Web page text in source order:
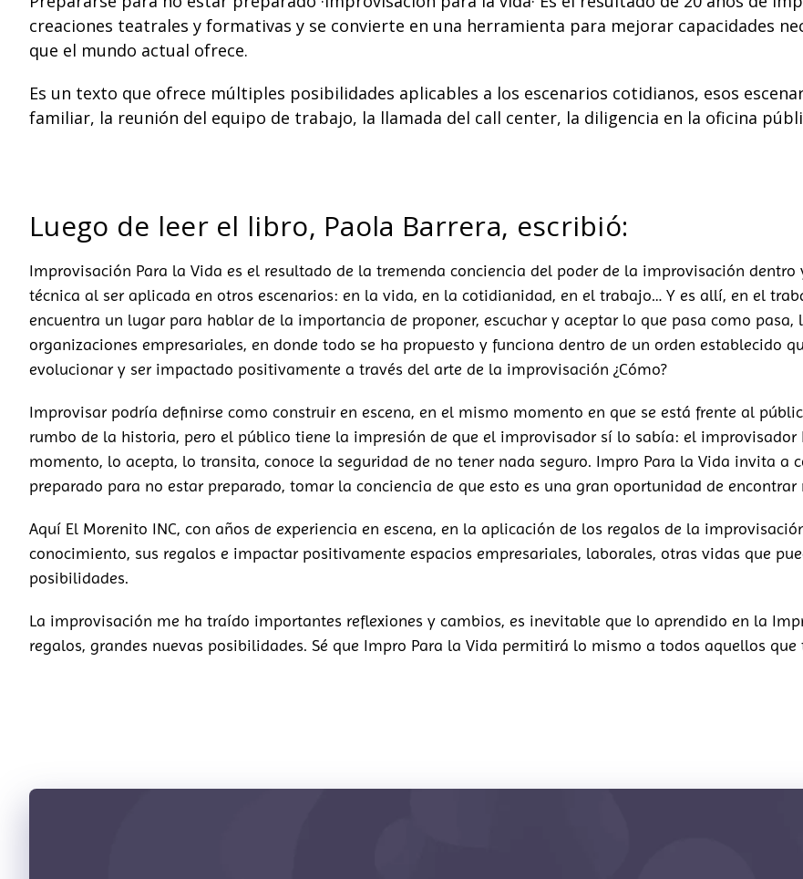
creaciones teatrales y formativas y se convierte en una herramienta para mejorar capacidades
que el mundo actual ofrece.
Es un texto que ofrece múltiples posibilidades aplicables a los escenarios cotidianos, esos
familiar, la reunión del equipo de trabajo, la llamada del call center, la diligencia en la oficina
Luego de leer el libro, Paola Barrera, escribió:
Improvisación Para la Vida es el resultado de la tremenda conciencia del poder de la improvisación
técnica al ser aplicada en otros escenarios: en la vida, en la cotidianidad, en el trabajo… Y es allí, en el
encuentra un lugar para hablar de la importancia de proponer, escuchar y aceptar lo que pasa como
organizaciones empresariales, en donde todo se ha propuesto y funciona dentro de un orden establecido
evolucionar y ser impactado positivamente a través del arte de la improvisación ¿Cómo?
Improvisar podría definirse como construir en escena, en el mismo momento en que se está frente al
rumbo de la historia, pero el público tiene la impresión de que el improvisador sí lo sabía: el
momento, lo acepta, lo transita, conoce la seguridad de no tener nada seguro. Impro Para la Vida invita a
preparado para no estar preparado, tomar la conciencia de que esto es una gran oportunidad de encontrar
Aquí El Morenito INC, con años de experiencia en escena, en la aplicación de los regalos de la
conocimiento, sus regalos e impactar positivamente espacios empresariales, laborales, otras vidas que
posibilidades.
La improvisación me ha traído importantes reflexiones y cambios, es inevitable que lo aprendido en la
regalos, grandes nuevas posibilidades. Sé que Impro Para la Vida permitirá lo mismo a todos aquellos